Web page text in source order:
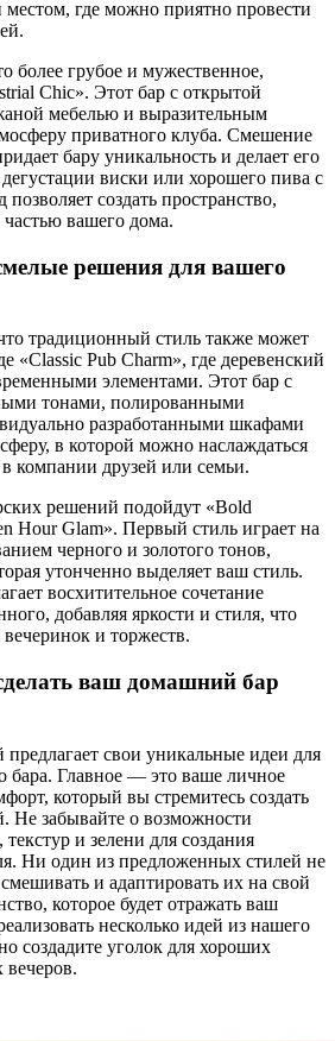
где можно приятно провести
более грубое и мужественное,
Chic». Этот бар с открытой
мебелью и выразительным
приватного клуба. Смешение
бару уникальность и делает его
виски или хорошего пива с
создать пространство,
вашего дома.
решения для вашего
традиционный стиль также может
«Classic Pub Charm», где деревенский
элементами. Этот бар с
тонами, полированными
разработанными шкафами
в которой можно наслаждаться
компании друзей или семьи.
решений подойдут «Bold
Hour Glam». Первый стиль играет на
черного и золотого тонов,
утонченно выделяет ваш стиль.
восхитительное сочетание
добавляя яркости и стиля, что
и торжеств.
ваш домашний бар
свои уникальные идеи для
бара. Главное — это ваше личное
который вы стремитесь создать
Не забывайте о возможности
и зелени для создания
Ни один из предложенных стилей не
и адаптировать их на свой
которое будет отражать ваш
несколько идей из нашего
создадите уголок для хороших
вечеров.